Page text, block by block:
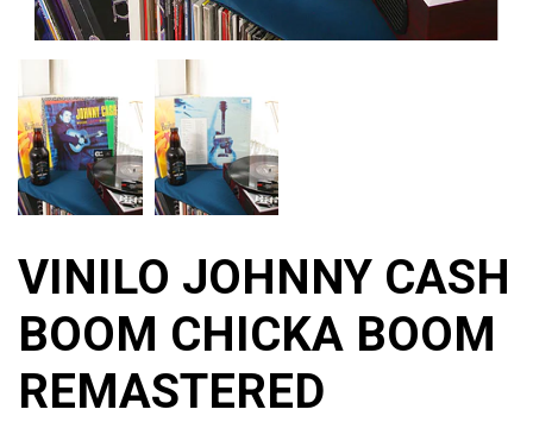
VINILO JOHNNY CASH
BOOM CHICKA BOOM
REMASTERED